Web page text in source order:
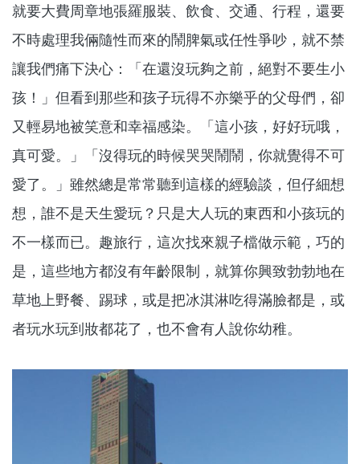
就要大費周章地張羅服裝、飲食、交通、行程，還要
不時處理我倆隨性而來的鬧脾氣或任性爭吵，就不禁
讓我們痛下決心：「在還沒玩夠之前，絕對不要生小
孩！」但看到那些和孩子玩得不亦樂乎的父母們，卻
又輕易地被笑意和幸福感染。「這小孩，好好玩哦，
真可愛。」「沒得玩的時候哭哭鬧鬧，你就覺得不可
愛了。」雖然總是常常聽到這樣的經驗談，但仔細想
想，誰不是天生愛玩？只是大人玩的東西和小孩玩的
不一樣而已。趣旅行，這次找來親子檔做示範，巧的
是，這些地方都沒有年齡限制，就算你興致勃勃地在
草地上野餐、踢球，或是把冰淇淋吃得滿臉都是，或
者玩水玩到妝都花了，也不會有人說你幼稚。